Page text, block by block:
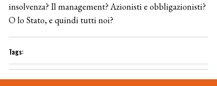
insolvenza? Il management? Azionisti e obbligazionisti?
O lo Stato, e quindi tutti noi?